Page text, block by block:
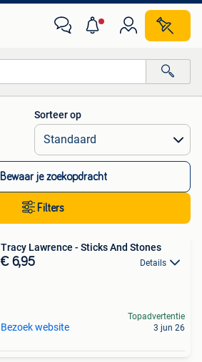
Alle afstanden…
Sorteer op
Bewaar je zoekopdracht
Filters
Tracy Lawrence - Sticks And Stones
€ 6,95 Details
Bezoek website
Topadvertentie
3 jun 26